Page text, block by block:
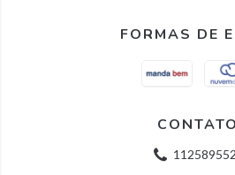
FORMAS DE
CONTATO